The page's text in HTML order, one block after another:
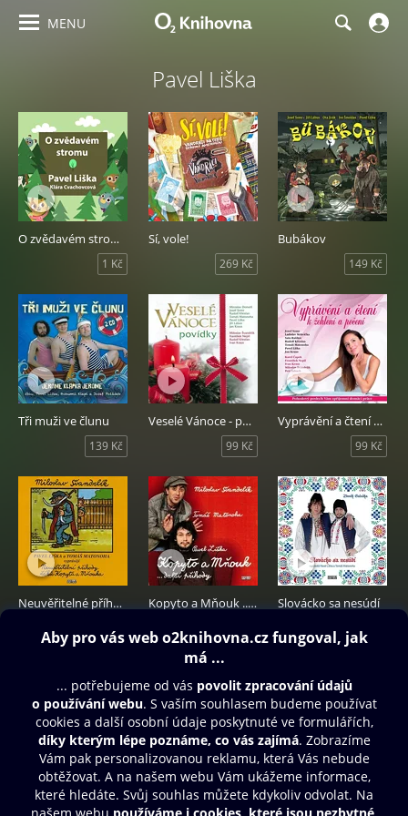
MENU
Pavel Liška
O zvědavém stromu
1 Kč
Sí, vole!
269 Kč
Bubákov
149 Kč
Tři muži ve člunu
139 Kč
Veselé Vánoce - povídky
99 Kč
Vyprávění a čtení k žehlení a pečení
99 Kč
Neuvěřitelné příhody žáků Kopyta a Mňouka
139 Kč
Kopyto a Mňouk ...další příhody Slovácko sa nesúdí
139 Kč
Obsah ke stažení
Moje O2 Knihovna
Další zábava